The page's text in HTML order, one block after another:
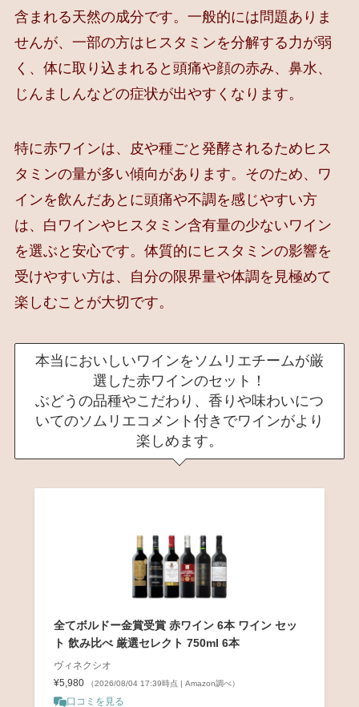
含まれる天然の成分です。一般的には問題ありま
せんが、一部の方はヒスタミンを分解する力が弱
く、体に取り込まれると頭痛や顔の赤み、鼻水、
じんましんなどの症状が出やすくなります。
特に赤ワインは、皮や種ごと発酵されるためヒス
タミンの量が多い傾向があります。そのため、ワ
インを飲んだあとに頭痛や不調を感じやすい方
は、白ワインやヒスタミン含有量の少ないワイン
を選ぶと安心です。体質的にヒスタミンの影響を
受けやすい方は、自分の限界量や体調を見極めて
楽しむことが大切です。
本当においしいワインをソムリエチームが厳
選した赤ワインのセット！
ぶどうの品種やこだわり、香りや味わいにつ
いてのソムリエコメント付きでワインがより
楽しめます。
全てボルドー金賞受賞 赤ワイン 6本 ワイン セッ
ト 飲み比べ 厳選セレクト 750ml 6本
ヴィネクシオ
¥5,980
（2026/08/04 17:39時点 | Amazon調べ）
口コミを見る